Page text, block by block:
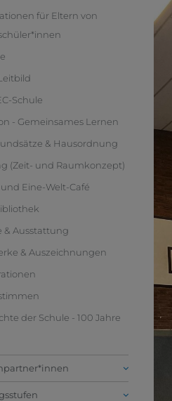
für Eltern von
Schule
- Gemeinsames Lernen
& Hausordnung
(Zeit- und Raumkonzept)
Eine-Welt-Café
& Ausstattung
& Auszeichnungen
der Schule - 100 Jahre